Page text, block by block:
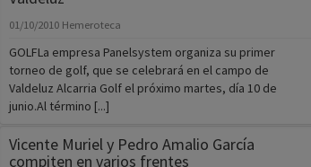
01/10/2010 Hemeroteca
GOLFLa empresa Panelsystem organiza su primer
torneo de golf, que se celebrará en el campo de
Valdeluz Alcarria Golf el próximo martes, día 10 de
junio.Al término [...]
Vicente Muriel y Pedro Amalio García
compiten en varios frentes